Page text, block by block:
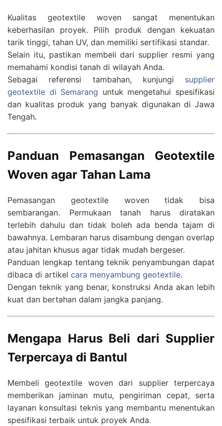
Kualitas geotextile woven sangat menentukan
keberhasilan proyek. Pilih produk dengan kekuatan
tarik tinggi, tahan UV, dan memiliki sertifikasi standar.
Selain itu, pastikan membeli dari supplier resmi yang
memahami kondisi tanah di wilayah Anda.
Sebagai referensi tambahan, kunjungi supplier
geotextile di Semarang untuk mengetahui spesifikasi
dan kualitas produk yang banyak digunakan di Jawa
Tengah.
Panduan Pemasangan Geotextile
Woven agar Tahan Lama
Pemasangan geotextile woven tidak bisa
sembarangan. Permukaan tanah harus diratakan
terlebih dahulu dan tidak boleh ada benda tajam di
bawahnya. Lembaran harus disambung dengan overlap
atau jahitan khusus agar tidak mudah bergeser.
Panduan lengkap tentang teknik penyambungan dapat
dibaca di artikel cara menyambung geotextile.
Dengan teknik yang benar, konstruksi Anda akan lebih
kuat dan bertahan dalam jangka panjang.
Mengapa Harus Beli dari Supplier
Terpercaya di Bantul
Membeli geotextile woven dari supplier terpercaya
memberikan jaminan mutu, pengiriman cepat, serta
layanan konsultasi teknis yang membantu menentukan
spesifikasi terbaik untuk proyek Anda.